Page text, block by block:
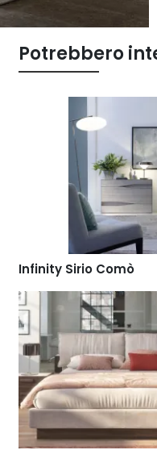
Potrebbero
Infinity Sirio Comò